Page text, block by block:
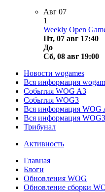
Авг 07
1
Weekly Open
Пт, 07 авг 17:40
До
Сб, 08 авг 19:00
Новости wogames
Вся информация
События WOG A3
События WOG3
Вся информация WOG
Вся информация WOG3
Трибунал
Активность
Главная
Блоги
Обновления WOG
Обновление сборки